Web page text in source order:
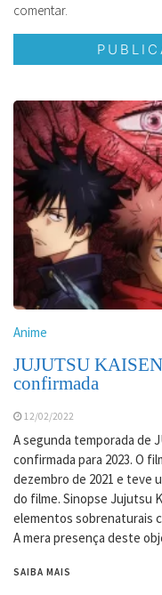
comentar.
Anime
JUJUTSU
confirmada
12/02/2022
A segunda temporada de
confirmada para 2023. O
dezembro de 2021 e teve
do filme. Sinopse Jujutsu
elementos sobrenaturais
A mera presença deste
SAIBA MAIS